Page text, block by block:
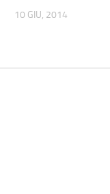
10 GIU, 2014